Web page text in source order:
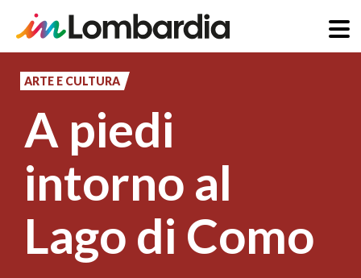
principale
ARTE E CULTURA
A piedi
intorno al
Lago di Como